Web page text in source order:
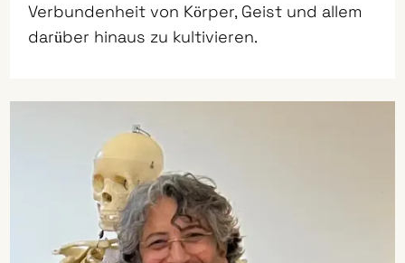
Verbundenheit von Körper, Geist und allem
darüber hinaus zu kultivieren.